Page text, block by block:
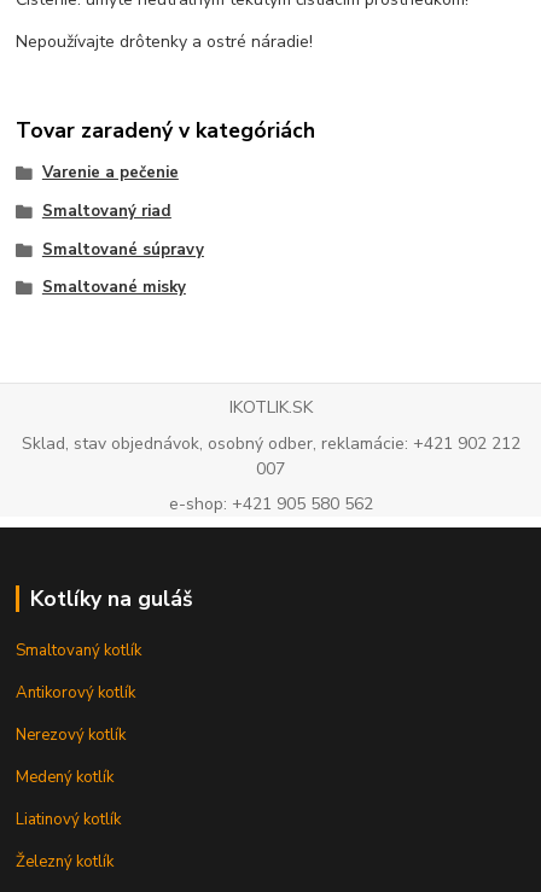
Nepoužívajte drôtenky a ostré náradie!
Tovar zaradený v kategóriách
Varenie a pečenie
Smaltovaný riad
Smaltované súpravy
Smaltované misky
IKOTLIK.SK
Sklad, stav objednávok, osobný odber, reklamácie: +421 902 212
007
e-shop: +421 905 580 562
Kotlíky na guláš
Smaltovaný kotlík
Antikorový kotlík
Nerezový kotlík
Medený kotlík
Liatinový kotlík
Železný kotlík